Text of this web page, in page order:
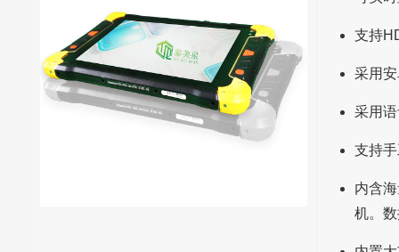
支持
采用
采用
支持
内含
机。